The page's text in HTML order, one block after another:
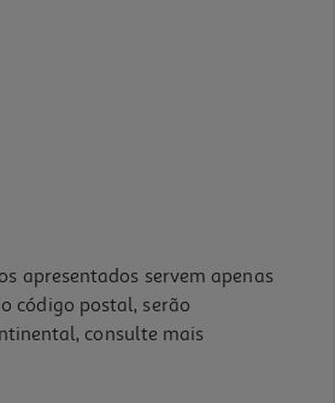
apresentados servem apenas
código postal, serão
consulte mais